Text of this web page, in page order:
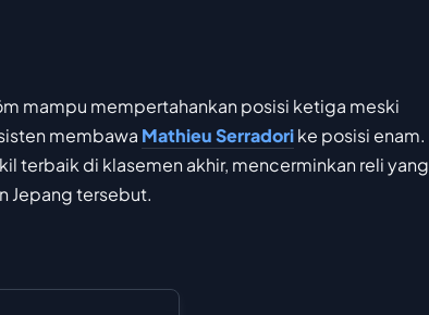
mampu mempertahankan posisi ketiga meski
membawa Mathieu Serradorike posisi enam.
terbaik di klasemen akhir, mencerminkan reli yang
Jepang tersebut.